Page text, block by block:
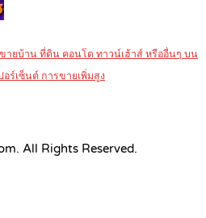
ายบ้าน ที่ดิน คอนโด ทาวน์เฮ้าส์ หรืออื่นๆ บน
อร์เซ็นต์ การขายเพิ่มสูง
All Rights Reserved.